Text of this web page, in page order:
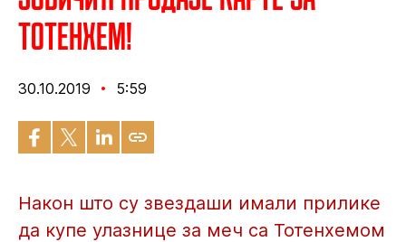
Тотенхем!
30.10.2019 5:59
Након што су звездаши имали прилике
да купе улазнице за меч са Тотенхемом